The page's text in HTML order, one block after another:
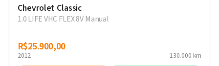
Chevrolet Classic
1.0 LIFE VHC FLEX 8V Manual
R$25.900,00
R$25.900,00
2012 130.000 km